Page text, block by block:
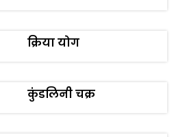
क्रिया योग
कुंडलिनी चक्र